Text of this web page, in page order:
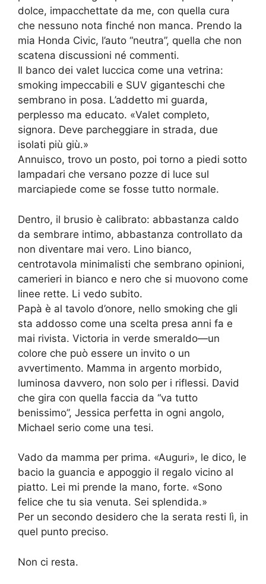
dolce, impacchettate da me, con quella cura
che nessuno nota finché non manca. Prendo la
mia Honda Civic, l’auto “neutra”, quella che non
scatena discussioni né commenti.
Il banco dei valet luccica come una vetrina:
smoking impeccabili e SUV giganteschi che
sembrano in posa. L’addetto mi guarda,
perplesso ma educato. «Valet completo,
signora. Deve parcheggiare in strada, due
isolati più giù.»
Annuisco, trovo un posto, poi torno a piedi sotto
lampadari che versano pozze di luce sul
marciapiede come se fosse tutto normale.
Dentro, il brusio è calibrato: abbastanza caldo
da sembrare intimo, abbastanza controllato da
non diventare mai vero. Lino bianco,
centrotavola minimalisti che sembrano opinioni,
camerieri in bianco e nero che si muovono come
linee rette. Li vedo subito.
Papà è al tavolo d’onore, nello smoking che gli
sta addosso come una scelta presa anni fa e
mai rivista. Victoria in verde smeraldo—un
colore che può essere un invito o un
avvertimento. Mamma in argento morbido,
luminosa davvero, non solo per i riflessi. David
che gira con quella faccia da “va tutto
benissimo”, Jessica perfetta in ogni angolo,
Michael serio come una tesi.
Vado da mamma per prima. «Auguri», le dico, le
bacio la guancia e appoggio il regalo vicino al
piatto. Lei mi prende la mano, forte. «Sono
felice che tu sia venuta. Sei splendida.»
Per un secondo desidero che la serata resti lì, in
quel punto preciso.
Non ci resta.